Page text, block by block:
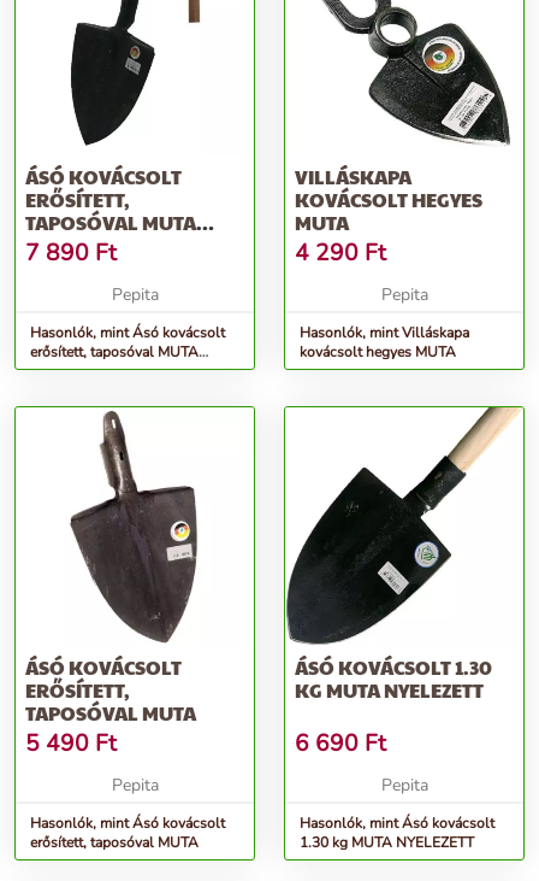
ÁSÓ KOVÁCSOLT
ERŐSÍTETT,
TAPOSÓVAL MUTA
&QUOT;T&QUOT;
NYÉLLEL
7 890 Ft
Pepita
Hasonlók, mint Ásó kovácsolt
erősített, taposóval MUTA
&quot;T&quot; nyéllel
VILLÁSKAPA
KOVÁCSOLT HEGYES
MUTA
4 290 Ft
Pepita
Hasonlók, mint Villáskapa
kovácsolt hegyes MUTA
ÁSÓ KOVÁCSOLT
ERŐSÍTETT,
TAPOSÓVAL MUTA
5 490 Ft
Pepita
Hasonlók, mint Ásó kovácsolt
erősített, taposóval MUTA
ÁSÓ KOVÁCSOLT 1.30
KG MUTA NYELEZETT
6 690 Ft
Pepita
Hasonlók, mint Ásó kovácsolt
1.30 kg MUTA NYELEZETT